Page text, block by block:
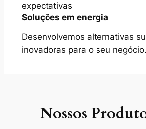
expectativas
Soluções em energia
Desenvolvemos alternativas
inovadoras para o seu negócio.
Nossos